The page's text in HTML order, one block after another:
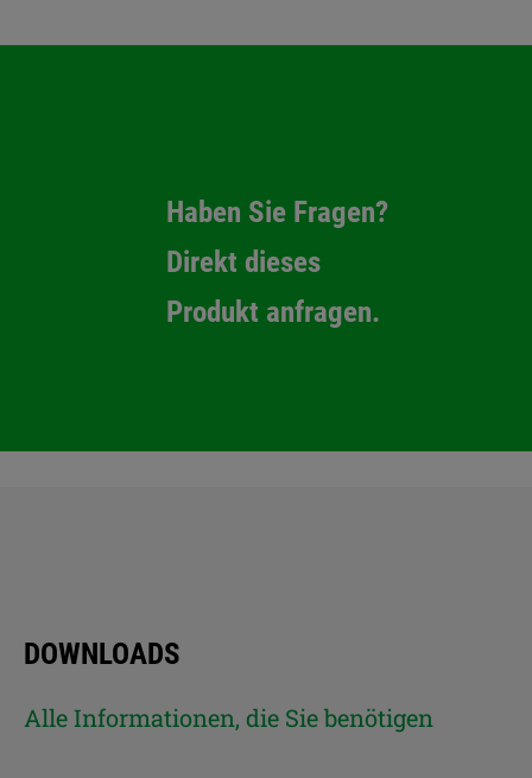
Haben Sie Fragen?
Direkt dieses
Produkt anfragen.
DOWNLOADS
Alle Informationen, die Sie benötigen